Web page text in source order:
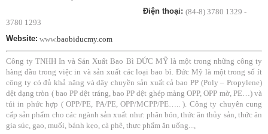
Điện thoại: (84-8) 3780 1329 -
3780 1293
Website: www.baobiducmy.com
Công ty TNHH In và Sản Xuất Bao Bì ĐỨC MỸ là một trong những công ty
hàng đầu trong việc in và sản xuất các loại bao bì. Đức Mỹ là một trong số ít
công ty có đủ khả năng và dây chuyền sản xuất cả bao PP (Poly – Propylene)
dệt dạng tròn ( bao PP dệt tráng, bao PP dệt ghép màng OPP, OPP mờ, PE…) và
túi in phức hợp ( OPP/PE, PA/PE, OPP/MCPP/PE….. ). Công ty chuyên cung
cấp sản phẩm cho các ngành sản xuất như: phân bón, thức ăn thủy sản, thức ăn
gia súc, gạo, muối, bánh kẹo, cà phê, thực phẩm ăn uống...,